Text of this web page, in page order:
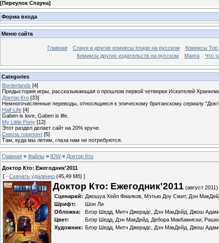
[Переулок Спауна]
Форма входа
Меню сайта
Главная Спаун и другие комиксы Image на русском
Комиксы
Комиксы других издательств на русском
Манга Что
Categories
Borderlands [4]
Предыстория игры, рассказывающая о прошлом первой четверки Искателей
Доктор Кто [33]
Немногочисленные переводы, относящиеся к эпическому британскому сериалу
Half-Life [4]
Gaben is love, Gaben is life.
My Little Pony [12]
Этот раздел делает сайт на 20% круче.
Сквозь горизонт [5]
Там, куда мы летим, глаза нам не потребуются.
Главная » Файлы » IDW» Доктор Кто
Доктор Кто: Ежегодник'2011
[ · Скачать удаленно (45,49 Мб) ]
Доктор Кто: Ежегодник'2011 (август 2011)
Сценарий: Джошуа Хейл Фиалков, Мэтью Доу Смит, Дэн
Шрифт:
Шон Ли
Обложка:
Блэр Шедд, Митч Джерадс, Дэн МакДейд, Джош
Цвет:
Блэр Шедд, Дэн МакДейд, Дебора МакКамиски,
Художник: Блэр Шедд, Митч Джерадс, Дэн МакДейд, Джош